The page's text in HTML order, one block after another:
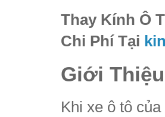
Thay Kính Ô
Chi Phí Tại
Giới
Khi xe ô tô